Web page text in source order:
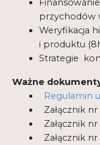
przychodów
Weryfikacja
i produktu
Strategie
Ważne
Regulamin
Załącznik nr
Załącznik nr
Załącznik nr